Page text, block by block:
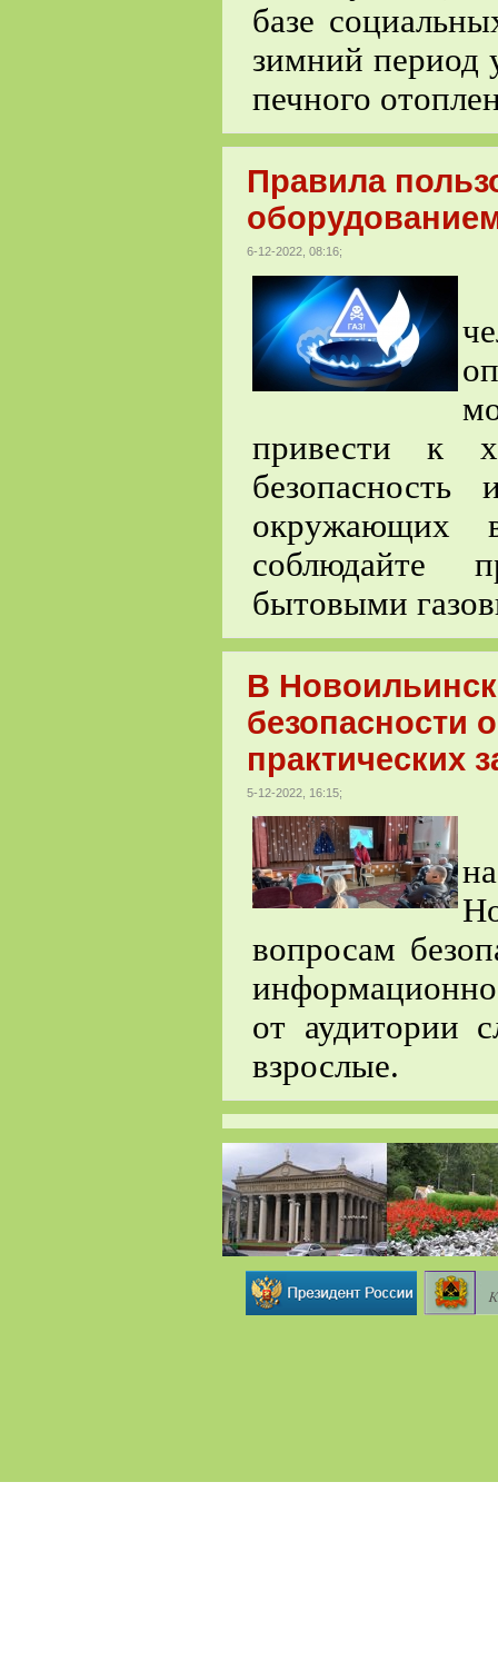
базе
зимний период
печного
Правила
6-12-2022, 08:16;
привести к
окружающих
соблюдайте
бытовыми
В
безопасности
практических
5-12-2022, 16:15;
вопросам
от аудитории
взрослые.